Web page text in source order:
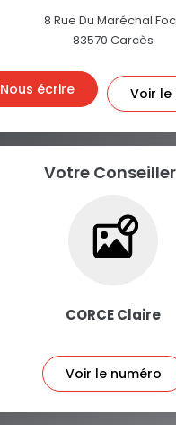
8 Rue Du Maréchal
83570 Carcès
Nous écrire Voir le
Votre
CORCE Claire
Voir le numéro